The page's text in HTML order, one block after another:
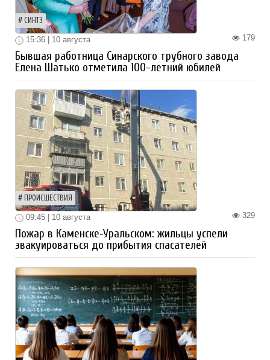
СИНТЗ
179
15:36 | 10 августа
Бывшая работница Синарского трубного завода
Елена Шатько отметила 100-летний юбилей
ПРОИСШЕСТВИЯ
329
09:45 | 10 августа
Пожар в Каменске‑Уральском: жильцы успели
эвакуироваться до прибытия спасателей